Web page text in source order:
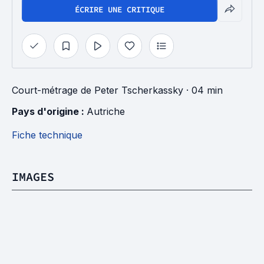
ÉCRIRE UNE CRITIQUE
Court-métrage de Peter Tscherkassky · 04 min
Pays d'origine : Autriche
Fiche technique
IMAGES